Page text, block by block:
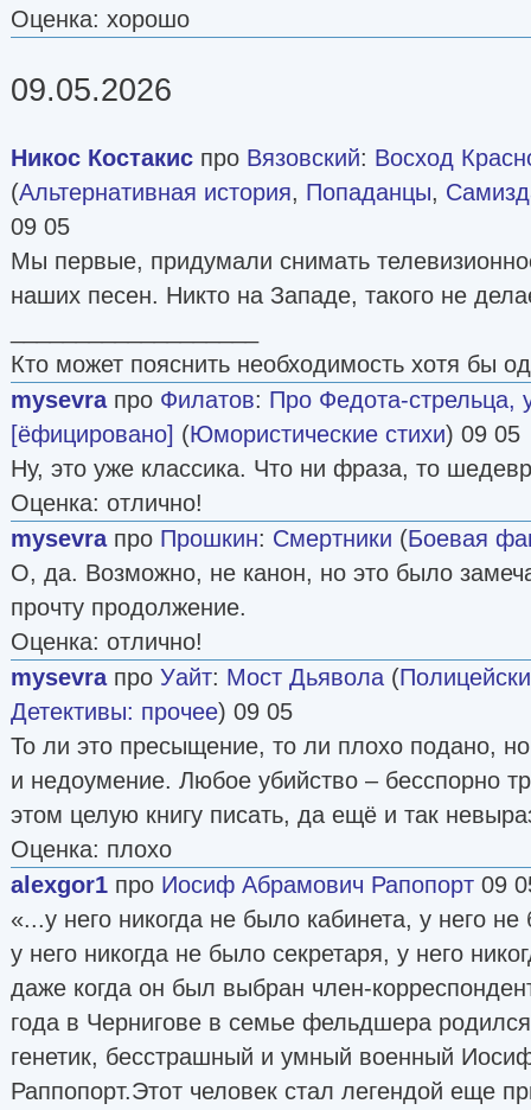
Оценка: хорошо
09.05.2026
Никос Костакис про Вязовский: Восход
(Альтернативная история, Попаданцы,
09 05
Мы первые, придумали снимать
наших песен. Никто на Западе, такого не
Кто может пояснить необходимость хотя бы
mysevraпро Филатов: Про Федота-стрельца,
[ёфицировано] (Юмористические стихи) 09 05
Ну, это уже классика. Что ни фраза, то
Оценка: отлично!
mysevraпро Прошкин: Смертники (Боевая
О, да. Возможно, не канон, но это было
прочту продолжение.
Оценка: отлично!
mysevraпро Уайт: Мост Дьявола (
Детективы: прочее) 09 05
То ли это пресыщение, то ли плохо подано,
и недоумение. Любое убийство – бесспорно
этом целую книгу писать, да ещё и так
Оценка: плохо
alexgor1 про Иосиф Абрамович Рапопорт 09
«...у него никогда не было кабинета, у него
у него никогда не было секретаря, у него
даже когда он был выбран член-
года в Чернигове в семье фельдшера
генетик, бесстрашный и умный военный
Раппопорт.Этот человек стал легендой еще